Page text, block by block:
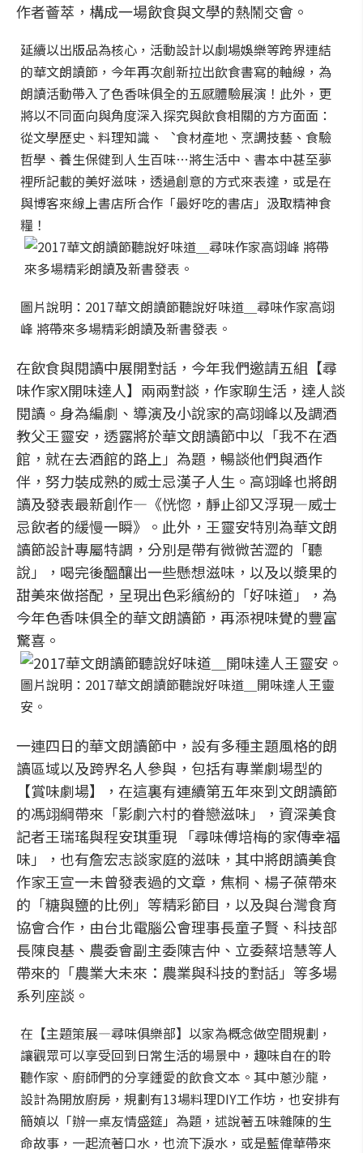
作者薈萃，構成一場飲食與文學的熱鬧交會。
延續以出版品為核心，活動設計以劇場娛樂等跨界連結
的華文朗讀節，今年再次創新拉出飲食書寫的軸線，為
朗讀活動帶入了色香味俱全的五感體驗展演！此外，更
將以不同面向與角度深入探究與飲食相關的方方面面：
從文學歷史、料理知識、︑食材產地、烹調技藝、食驗
哲學、養生保健到人生百味…將生活中、書本中甚至夢
裡所記載的美好滋味，透過創意的方式來表達，或是在
與博客來線上書店所合作「最好吃的書店」汲取精神食
糧！
圖片說明：2017華文朗讀節聽說好味道＿尋味作家高翊
峰 將帶來多場精彩朗讀及新書發表。
在飲食與閱讀中展開對話，今年我們邀請五組【尋
味作家X開味達人】兩兩對談，作家聊生活，達人談
閱讀。身為編劇、導演及小說家的高翊峰以及調酒
教父王靈安，透露將於華文朗讀節中以「我不在酒
館，就在去酒館的路上」為題，暢談他們與酒作
伴，努力裝成熟的威士忌漢子人生。高翊峰也將朗
讀及發表最新創作—《恍惚，靜止卻又浮現—威士
忌飲者的緩慢一瞬》。此外，王靈安特別為華文朗
讀節設計專屬特調，分別是帶有微微苦澀的「聽
說」，喝完後醞釀出一些懸想滋味，以及以漿果的
甜美來做搭配，呈現出色彩繽紛的「好味道」，為
今年色香味俱全的華文朗讀節，再添視味覺的豐富
驚喜。
圖片說明：2017華文朗讀節聽說好味道＿開味達人王靈
安。
一連四日的華文朗讀節中，設有多種主題風格的朗
讀區域以及跨界名人參與，包括有專業劇場型的
【賞味劇場】，在這裏有連續第五年來到文朗讀節
的馮翊綱帶來「影劇六村的眷戀滋味」，資深美食
記者王瑞瑤與程安琪重現 「尋味傅培梅的家傳幸福
味」，也有詹宏志談家庭的滋味，其中將朗讀美食
作家王宣一未曾發表過的文章，焦桐、楊子葆帶來
的「糖與鹽的比例」等精彩節目，以及與台灣食育
協會合作，由台北電腦公會理事長童子賢、科技部
長陳良基、農委會副主委陳吉仲、立委蔡培慧等人
帶來的「農業大未來：農業與科技的對話」等多場
系列座談。
在【主題策展—尋味俱樂部】以家為概念做空間規劃，
讓觀眾可以享受回到日常生活的場景中，趣味自在的聆
聽作家、廚師們的分享鍾愛的飲食文本。其中蔥沙龍，
設計為開放廚房，規劃有13場料理DIY工作坊，也安排有
簡媜以「辦一桌友情盛筵」為題，述說著五味雜陳的生
命故事，一起流著口水，也流下淚水，或是藍偉華帶來